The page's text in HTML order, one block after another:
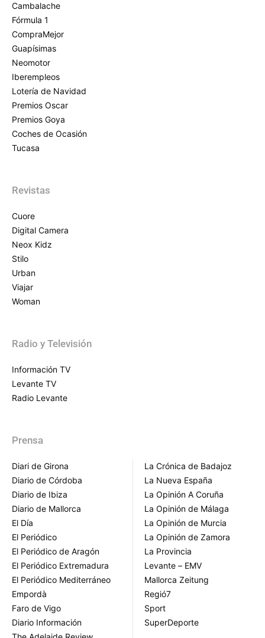
Cambalache
Fórmula 1
CompraMejor
Guapísimas
Neomotor
Iberempleos
Lotería de Navidad
Premios Oscar
Premios Goya
Coches de Ocasión
Tucasa
Revistas
Cuore
Digital Camera
Neox Kidz
Stilo
Urban
Viajar
Woman
Radio y Televisión
Información TV
Levante TV
Radio Levante
Prensa
Diari de Girona
Diario de Córdoba
Diario de Ibiza
Diario de Mallorca
El Día
El Periódico
El Periódico de Aragón
El Periódico Extremadura
El Periódico Mediterráneo
Empordà
Faro de Vigo
Diario Información
La Crónica de Badajoz
La Nueva España
La Opinión A Coruña
La Opinión de Málaga
La Opinión de Murcia
La Opinión de Zamora
La Provincia
Levante – EMV
Mallorca Zeitung
Regió7
Sport
SuperDeporte